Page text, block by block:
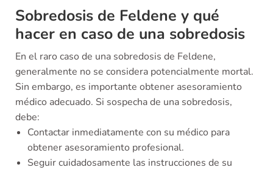
Sobredosis de Feldene y qué
hacer en caso de una sobredosis
En el raro caso de una sobredosis de Feldene,
generalmente no se considera potencialmente mortal.
Sin embargo, es importante obtener asesoramiento
médico adecuado. Si sospecha de una sobredosis,
debe:
Contactar inmediatamente con su médico para
obtener asesoramiento profesional.
Seguir cuidadosamente las instrucciones de su